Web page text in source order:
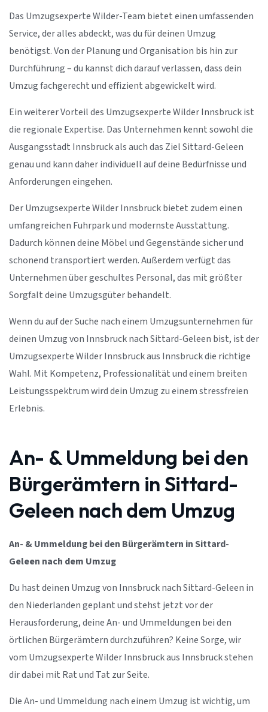
Das Umzugsexperte Wilder-Team bietet einen umfassenden
Service, der alles abdeckt, was du für deinen Umzug
benötigst. Von der Planung und Organisation bis hin zur
Durchführung – du kannst dich darauf verlassen, dass dein
Umzug fachgerecht und effizient abgewickelt wird.
Ein weiterer Vorteil des Umzugsexperte Wilder Innsbruck ist
die regionale Expertise. Das Unternehmen kennt sowohl die
Ausgangsstadt Innsbruck als auch das Ziel Sittard-Geleen
genau und kann daher individuell auf deine Bedürfnisse und
Anforderungen eingehen.
Der Umzugsexperte Wilder Innsbruck bietet zudem einen
umfangreichen Fuhrpark und modernste Ausstattung.
Dadurch können deine Möbel und Gegenstände sicher und
schonend transportiert werden. Außerdem verfügt das
Unternehmen über geschultes Personal, das mit größter
Sorgfalt deine Umzugsgüter behandelt.
Wenn du auf der Suche nach einem Umzugsunternehmen für
deinen Umzug von Innsbruck nach Sittard-Geleen bist, ist der
Umzugsexperte Wilder Innsbruck aus Innsbruck die richtige
Wahl. Mit Kompetenz, Professionalität und einem breiten
Leistungsspektrum wird dein Umzug zu einem stressfreien
Erlebnis.
An- & Ummeldung bei den
Bürgerämtern in Sittard-
Geleen nach dem Umzug
An- & Ummeldung bei den Bürgerämtern in Sittard-
Geleen nach dem Umzug
Du hast deinen Umzug von Innsbruck nach Sittard-Geleen in
den Niederlanden geplant und stehst jetzt vor der
Herausforderung, deine An- und Ummeldungen bei den
örtlichen Bürgerämtern durchzuführen? Keine Sorge, wir
vom Umzugsexperte Wilder Innsbruck aus Innsbruck stehen
dir dabei mit Rat und Tat zur Seite.
Die An- und Ummeldung nach einem Umzug ist wichtig, um